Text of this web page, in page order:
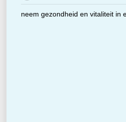
neem gezondheid en vitaliteit in